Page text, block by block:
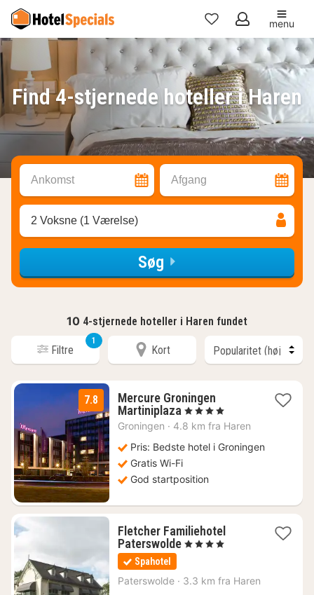
Mine
favoritter
menu
Find 4-stjernede hoteller i Haren
Ankomst Afgang
2 Voksne (1 Værelse)
Søg
10 4-stjernede hoteller i Haren fundet
Filtre
1
Kort
7.8
Mercure Groningen
Martiniplaza 2
nætter
935
, 4 Stjerner
Groningen · 4.8 km fra Haren
Pris: Bedste hotel i Groningen
Gratis Wi-Fi
God startposition
Fletcher Familiehotel
Paterswolde1
584
, 4 Stjerner
Spahotel
Paterswolde · 3.3 km fra Haren